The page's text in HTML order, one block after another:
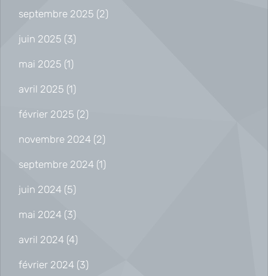
septembre 2025 (2)
juin 2025 (3)
mai 2025 (1)
avril 2025 (1)
février 2025 (2)
novembre 2024 (2)
septembre 2024 (1)
juin 2024 (5)
mai 2024 (3)
avril 2024 (4)
février 2024 (3)